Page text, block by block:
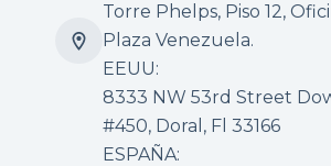
Torre Phelps, Piso 12,
Plaza Venezuela.
EEUU:
8333 NW 53rd Street
#450, Doral, Fl 33166
ESPAÑA: